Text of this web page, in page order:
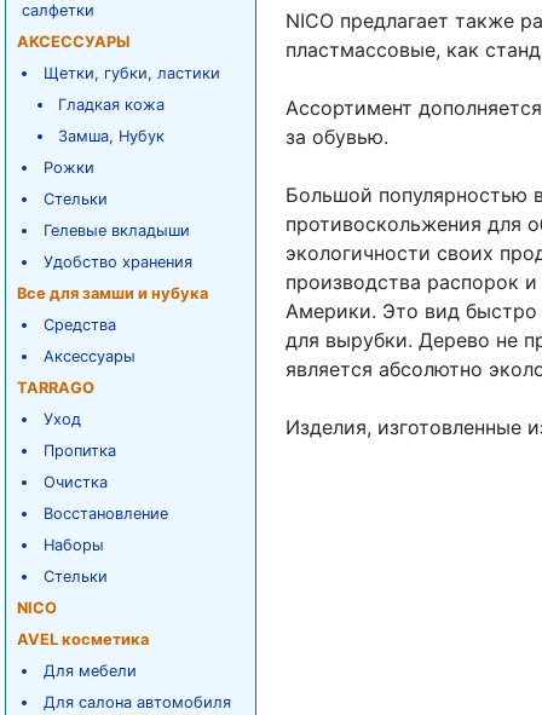
салфетки
АКСЕССУАРЫ
Щетки, губки, ластики
Гладкая кожа
Замша, Нубук
Рожки
Стельки
Гелевые вкладыши
Удобство хранения
Все для замши и нубука
Средства
Аксессуары
TARRAGO
Уход
Пропитка
Очистка
Восстановление
Наборы
Стельки
NICO
AVEL косметика
Для мебели
Для салона автомобиля
NICO предлагает также
пластмассовые, как
Ассортимент
за обувью.
Большой популярностью
противоскольжения для
экологичности своих
производства распорок
Америки. Это вид быстро
для вырубки. Дерево не
является абсолютно
Изделия, изготовленные